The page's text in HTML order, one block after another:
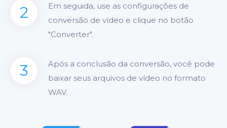
2
Em seguida, use as configurações de
conversão de vídeo e clique no botão
"Converter".
3
Após a conclusão da conversão, você pode
baixar seus arquivos de vídeo no formato
WAV.